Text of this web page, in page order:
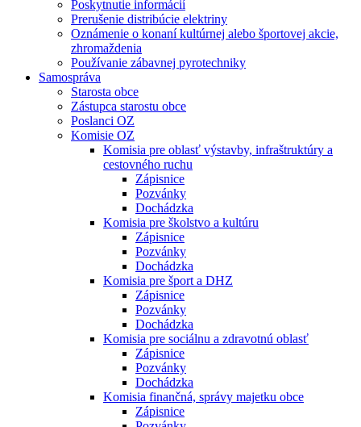
Poskytnutie informácií
Prerušenie distribúcie elektriny
Oznámenie o konaní kultúrnej alebo športovej akcie,
zhromaždenia
Používanie zábavnej pyrotechniky
Samospráva
Starosta obce
Zástupca starostu obce
Poslanci OZ
Komisie OZ
Komisia pre oblasť výstavby, infraštruktúry a
cestovného ruchu
Zápisnice
Pozvánky
Dochádzka
Komisia pre školstvo a kultúru
Zápisnice
Pozvánky
Dochádzka
Komisia pre šport a DHZ
Zápisnice
Pozvánky
Dochádzka
Komisia pre sociálnu a zdravotnú oblasť
Zápisnice
Pozvánky
Dochádzka
Komisia finančná, správy majetku obce
Zápisnice